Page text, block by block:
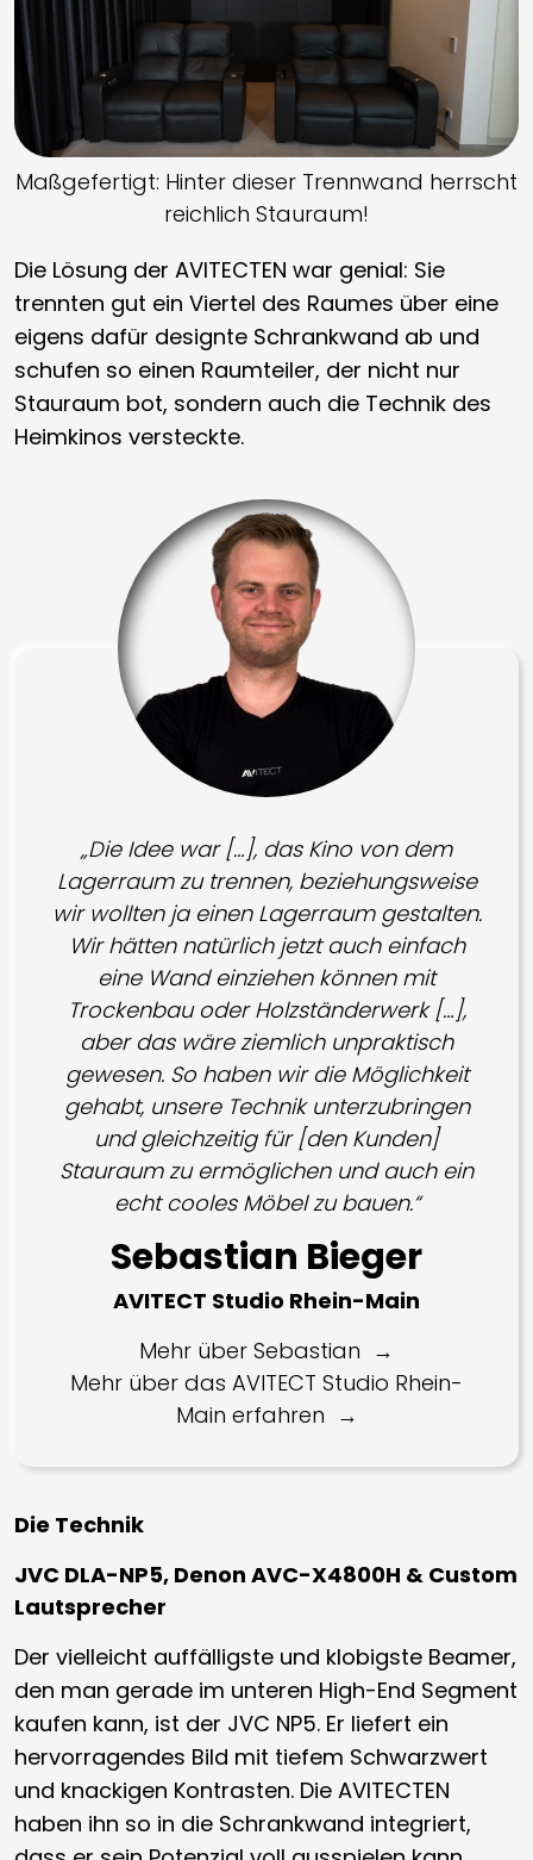
Maßgefertigt: Hinter dieser Trennwand herrscht
reichlich Stauraum!
Die Lösung der AVITECTEN war genial: Sie
trennten gut ein Viertel des Raumes über eine
eigens dafür designte Schrankwand ab und
schufen so einen Raumteiler, der nicht nur
Stauraum bot, sondern auch die Technik des
Heimkinos versteckte.
„Die Idee war […], das Kino von dem
Lagerraum zu trennen, beziehungsweise
wir wollten ja einen Lagerraum gestalten.
Wir hätten natürlich jetzt auch einfach
eine Wand einziehen können mit
Trockenbau oder Holzständerwerk […],
aber das wäre ziemlich unpraktisch
gewesen. So haben wir die Möglichkeit
gehabt, unsere Technik unterzubringen
und gleichzeitig für [den Kunden]
Stauraum zu ermöglichen und auch ein
echt cooles Möbel zu bauen.“
Sebastian Bieger
AVITECT Studio Rhein-Main
Mehr über Sebastian
Mehr über das AVITECT Studio Rhein-
Main erfahren
Die Technik
JVC DLA-NP5, Denon AVC-X4800H & Custom
Lautsprecher
Der vielleicht auffälligste und klobigste Beamer,
den man gerade im unteren High-End Segment
kaufen kann, ist der JVC NP5. Er liefert ein
hervorragendes Bild mit tiefem Schwarzwert
und knackigen Kontrasten. Die AVITECTEN
haben ihn so in die Schrankwand integriert,